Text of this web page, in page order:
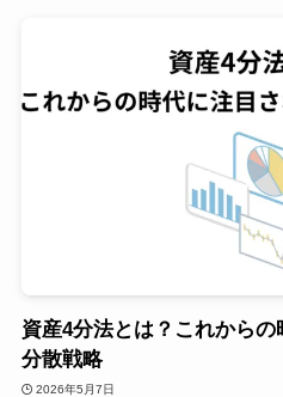
資産4分法とは？これから
分散戦略
2026年5月7日